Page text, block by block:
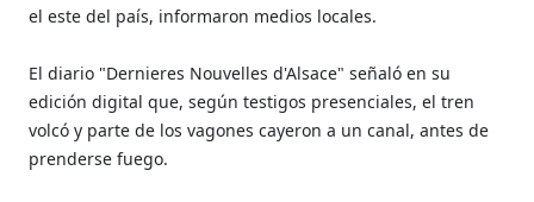
el este del país, informaron medios locales.
El diario "Dernieres Nouvelles d'Alsace" señaló en su
edición digital que, según testigos presenciales, el tren
volcó y parte de los vagones cayeron a un canal, antes de
prenderse fuego.